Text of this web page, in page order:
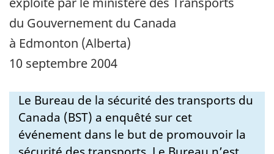
du Gouvernement du Canada
à Edmonton (Alberta)
10 septembre 2004
Le Bureau de la sécurité des transports du
Canada (BST) a enquêté sur cet
événement dans le but de promouvoir la